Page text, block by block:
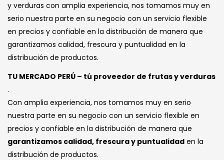
y verduras con amplia experiencia, nos tomamos muy en
serio nuestra parte en su negocio con un servicio flexible
en precios y confiable en la distribución de manera que
garantizamos calidad, frescura y puntualidad en la
distribución de productos.
TU MERCADO PERÚ – tú proveedor de frutas y verduras
.
Con amplia experiencia, nos tomamos muy en serio
nuestra parte en su negocio con un servicio flexible en
precios y confiable en la distribución de manera que
garantizamos calidad, frescura y puntualidad en la
distribución de productos.